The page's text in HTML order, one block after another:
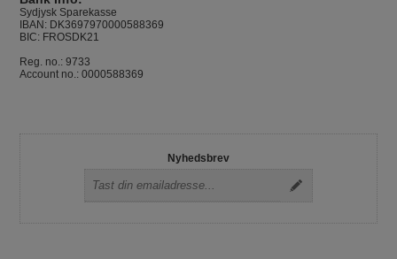
Sydjysk Sparekasse
IBAN: DK3697970000588369
BIC: FROSDK21
Reg. no.: 9733
Account no.: 0000588369
Nyhedsbrev